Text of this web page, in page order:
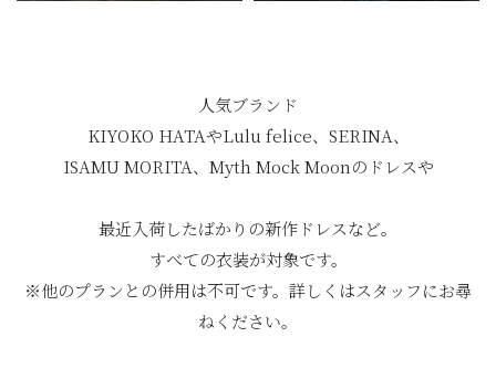
人気ブランド
KIYOKO HATAやLulu felice、SERINA、
ISAMU MORITA、Myth Mock Moonのドレスや
最近入荷したばかりの新作ドレスなど。
すべての衣装が対象です。
※他のプランとの併用は不可です。詳しくはスタッフにお尋
ねください。